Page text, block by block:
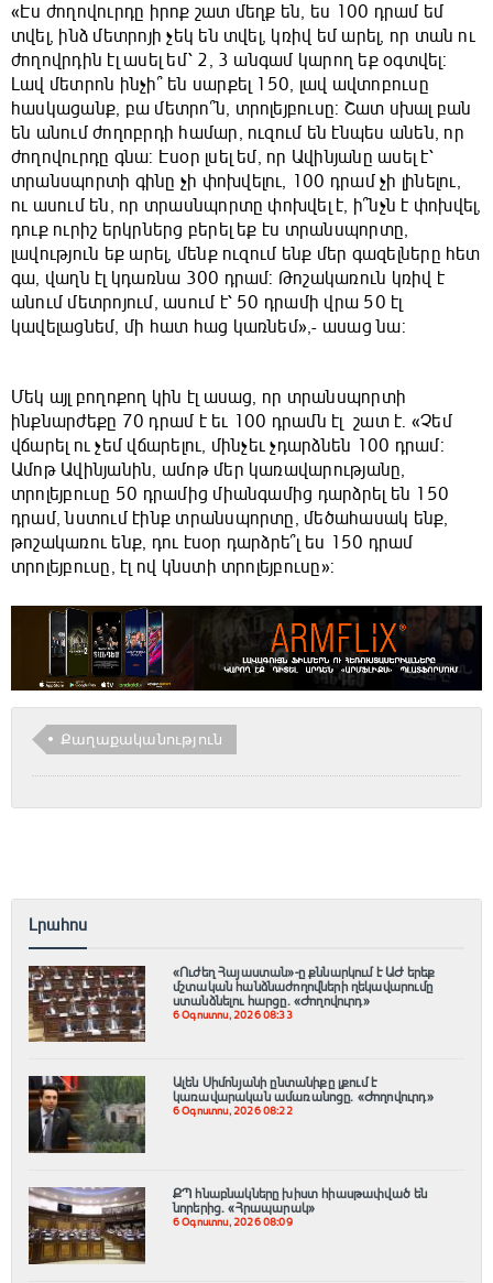
«Էս ժողովուրդը իրոք շատ մեղք են, ես 100 դրամ եմ
տվել, ինձ մետրոյի չեկ են տվել, կռիվ եմ արել, որ տան ու
ժողովրդին էլ ասել եմ՝ 2, 3 անգամ կարող եք օգտվել:
Լավ մետրոն ինչի՞ են սարքել 150, լավ ավտոբուսը
հասկացանք, բա մետրո՞ն, տրոլեյբուսը: Շատ սխալ բան
են անում ժողոբրդի համար, ուզում են էնպես անեն, որ
ժողովուրդը գնա: Էսօր լսել եմ, որ Ավինյանը ասել է՝
տրանսպորտի գինը չի փոխվելու, 100 դրամ չի լինելու,
ու ասում են, որ տրասնպորտը փոխվել է, ի՞նչն է փոխվել,
դուք ուրիշ երկրներց բերել եք էս տրանսպորտը,
լավություն եք արել, մենք ուզում ենք մեր գազելները հետ
գա, վաղն էլ կդառնա 300 դրամ: Թոշակառուն կռիվ է
անում մետրոյում, ասում է՝ 50 դրամի վրա 50 էլ
կավելացնեմ, մի հատ հաց կառնեմ»,- ասաց նա:
Մեկ այլ բողոքող կին էլ ասաց, որ տրանսպորտի
ինքնարժեքը 70 դրամ է եւ 100 դրամն էլ շատ է. «Չեմ
վճարել ու չեմ վճարելու, մինչեւ չդարձնեն 100 դրամ:
Ամոթ Ավինյանին, ամոթ մեր կառավարությանը,
տրոլեյբուսը 50 դրամից միանգամից դարձրել են 150
դրամ, նստում էինք տրանսպորտը, մեծահասակ ենք,
թոշակառու ենք, դու էսօր դարձրե՞լ ես 150 դրամ
տրոլեյբուսը, էլ ով կնստի տրոլեյբուսը»:
Քաղաքականություն
Լրահոս
«Ուժեղ Հայաստան»-ը քննարկում է ԱԺ երեք
մշտական հանձնաժողովների ղեկավարումը
ստանձնելու հարցը. «Ժողովուրդ»
6 Օգոստոս, 2026 08:33
Ալեն Սիմոնյանի ընտանիքը լքում է
կառավարական ամառանոցը. «Ժողովուրդ»
6 Օգոստոս, 2026 08:22
ՔՊ հնաբնակները խիստ հիասթափված են
նորերից. «Հրապարակ»
6 Օգոստոս, 2026 08:09